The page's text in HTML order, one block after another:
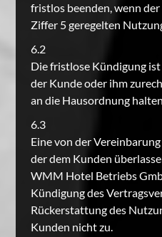
fristlos beenden, wenn
Ziffer 5 geregelten
6.2
Die fristlose Kündigung
der Kunde oder ihm
an die Hausordnung
6.3
Eine von der
der dem Kunden
WMM Hotel Betriebs
Kündigung des
Rückerstattung des
Kunden nicht zu.